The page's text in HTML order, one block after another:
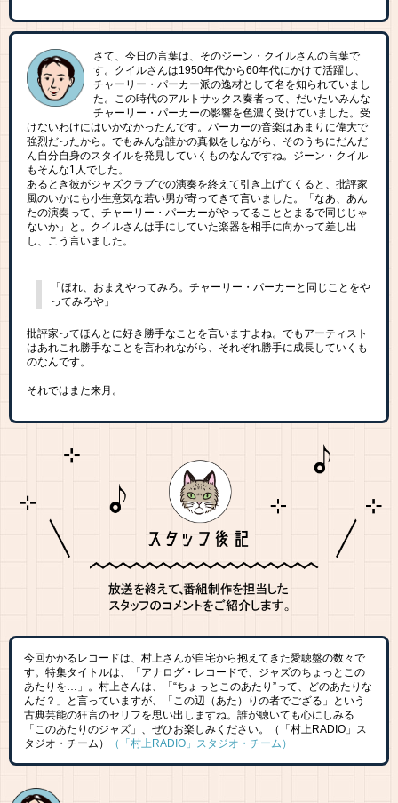
さて、今日の言葉は、そのジーン・クイルさんの言葉で
す。クイルさんは1950年代から60年代にかけて活躍し、
チャーリー・パーカー派の逸材として名を知られていまし
た。この時代のアルトサックス奏者って、だいたいみんな
チャーリー・パーカーの影響を色濃く受けていました。受
けないわけにはいかなかったんです。パーカーの音楽はあまりに偉大で
強烈だったから。でもみんな誰かの真似をしながら、そのうちにだんだ
ん自分自身のスタイルを発見していくものなんですね。ジーン・クイル
もそんな1人でした。
あるとき彼がジャズクラブでの演奏を終えて引き上げてくると、批評家
風のいかにも小生意気な若い男が寄ってきて言いました。「なあ、あん
たの演奏って、チャーリー・パーカーがやってることとまるで同じじゃ
ないか」と。クイルさんは手にしていた楽器を相手に向かって差し出
し、こう言いました。
「ほれ、おまえやってみろ。チャーリー・パーカーと同じことをや
ってみろや」
批評家ってほんとに好き勝手なことを言いますよね。でもアーティスト
はあれこれ勝手なことを言われながら、それぞれ勝手に成長していくも
のなんです。
それではまた来月。
今回かかるレコードは、村上さんが自宅から抱えてきた愛聴盤の数々で
す。特集タイトルは、「アナログ・レコードで、ジャズのちょっとこの
あたりを…」。村上さんは、「“ちょっとこのあたり”って、どのあたりな
んだ？」と言っていますが、「この辺（あた）りの者でござる」という
古典芸能の狂言のセリフを思い出しますね。誰が聴いても心にしみる
「このあたりのジャズ」、ぜひお楽しみください。（「村上RADIO」ス
タジオ・チーム）
（「村上RADIO」スタジオ・チーム）